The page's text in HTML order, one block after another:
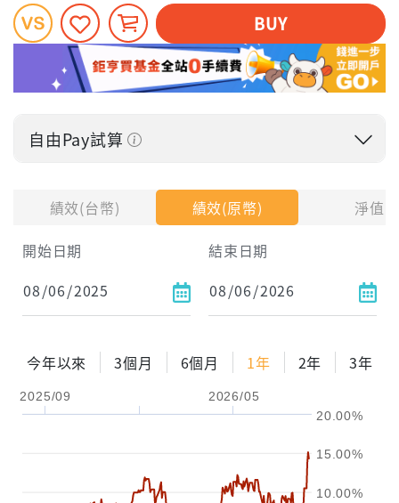
績效(台幣) 績效(原幣)
淨值
開始日期
結束日期
今年以來 3個月 6個月 1年 2年 3年
2025/09 2026/05
10.00%
15.00%
20.00%
BUY
自由Pay試算
每月Pay出方式
依金額
依比例
0% 年化自由Pay率
3年